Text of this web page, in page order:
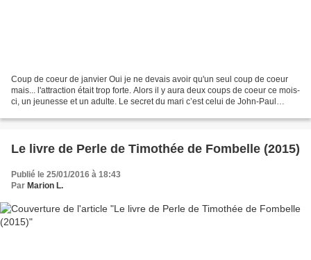
Coup de coeur de janvier Oui je ne devais avoir qu'un seul coup de coeur
mais... l'attraction était trop forte. Alors il y aura deux coups de coeur ce mois-
ci, un jeunesse et un adulte. Le secret du mari c’est celui de John-Paul
Le livre de Perle de Timothée de Fombelle (2015)
Publié le 25/01/2016 à 18:43
Par Marion L.